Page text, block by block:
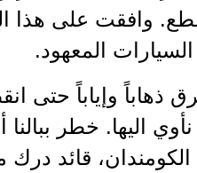
وافقت على هذا
المعهود.
ذهاباً وإياباً حتى
نأوي اليها. خطر
قائد